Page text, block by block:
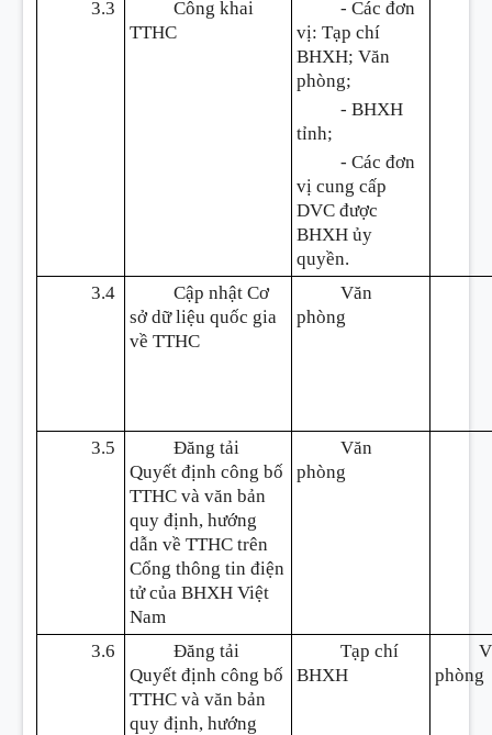
3.3
Công khai
TTHC
- Các đơn
vị: Tạp chí
BHXH; Văn
phòng;
- BHXH
tỉnh;
- Các đơn
vị cung cấp
DVC được
BHXH ủy
quyền.
3.4
Cập nhật Cơ
sở dữ liệu quốc gia
về TTHC
Văn
phòng
3.5
Đăng tải
Quyết định công bố
TTHC và văn bản
quy định, hướng
dẫn về TTHC trên
Cổng thông tin điện
tử của BHXH Việt
Nam
Văn
phòng
3.6
Đăng tải
Quyết định công bố
TTHC và văn bản
quy định, hướng
Tạp chí
BHXH
phòng